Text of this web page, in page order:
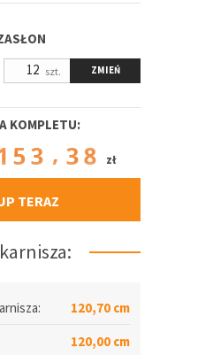
szt. ZMIEŃ
KOMPLETU:
zł
TERAZ
120,70 cm
120,00 cm